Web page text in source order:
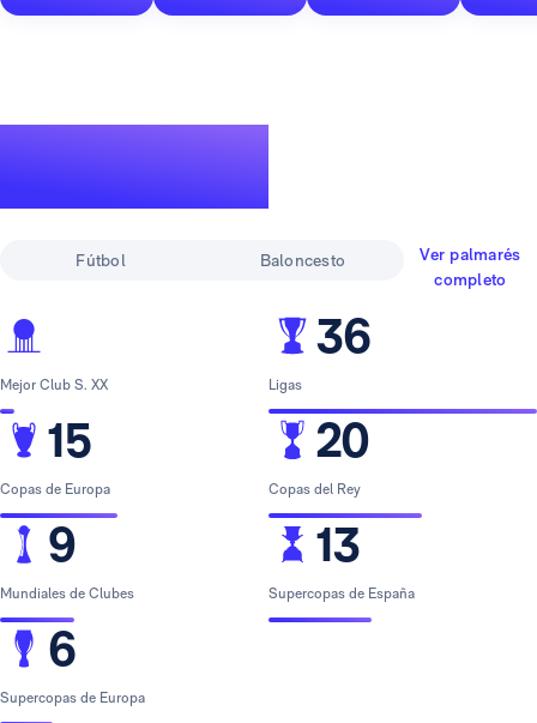
Fútbol Baloncesto
Ver palmarés
completo
Mejor Club S. XX
15
Copas de Europa
9
Mundiales de Clubes
6
Supercopas de Europa
36
Ligas
20
Copas del Rey
13
Supercopas de España